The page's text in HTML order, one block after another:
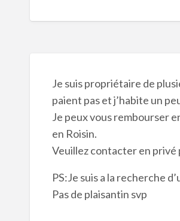
Je suis propriétaire de
paient pas et j’habite un
Je peux vous rembourser
en Roisin.
Veuillez contacter en
PS:Je suis a la recherche
Pas de plaisantin svp